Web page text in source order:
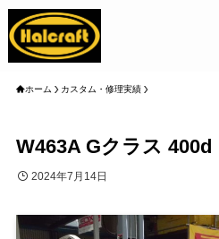
ホーム カスタム・修理実績
W463A Gクラス 400d
2024年7月14日